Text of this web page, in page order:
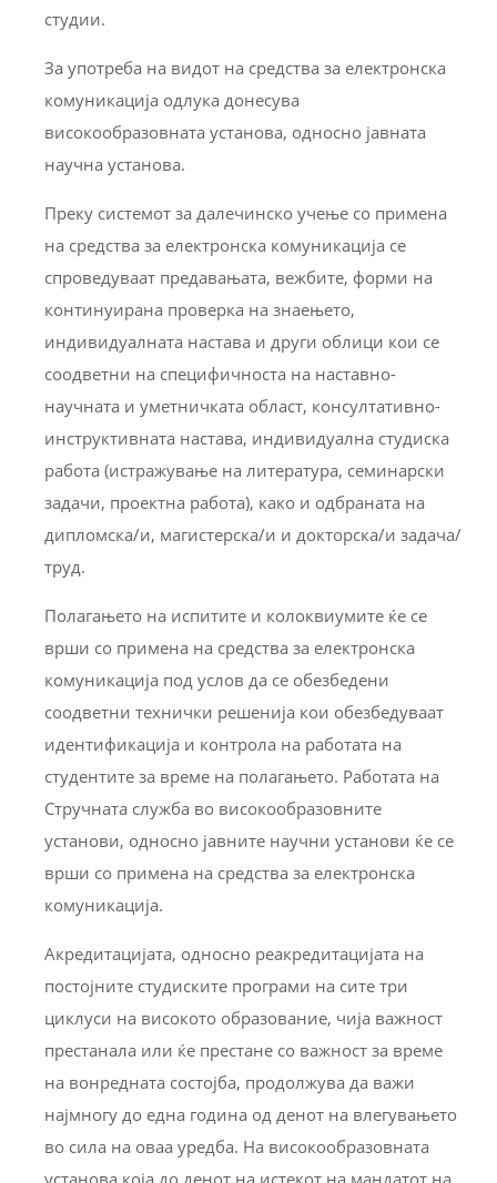
студии.
За употреба на видот на средства за електронска
комуникација одлука донесува
високообразовната установа, односно јавната
научна установа.
Преку системот за далечинско учење со примена
на средства за електронска комуникација се
спроведуваат предавањата, вежбите, форми на
континуирана проверка на знаењето,
индивидуалната настава и други облици кои се
соодветни на специфичноста на наставно-
научната и уметничката област, консултативно-
инструктивната настава, индивидуална студиска
работа (истражување на литература, семинарски
задачи, проектна работа), како и одбраната на
дипломска/и, магистерска/и и докторска/и задача/
труд.
Полагањето на испитите и колоквиумите ќе се
врши со примена на средства за електронска
комуникација под услов да се обезбедени
соодветни технички решенија кои обезбедуваат
идентификација и контрола на работата на
студентите за време на полагањето. Работата на
Стручната служба во високообразовните
установи, односно јавните научни установи ќе се
врши со примена на средства за електронска
комуникација.
Акредитацијата, односно реакредитацијата на
постојните студиските програми на сите три
циклуси на високото образование, чија важност
престанала или ќе престане со важност за време
на вонредната состојба, продолжува да важи
најмногу до една година од денот на влегувањето
во сила на оваа уредба. На високообразовната